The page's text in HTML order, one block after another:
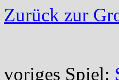
Zurück zur
voriges Spiel: